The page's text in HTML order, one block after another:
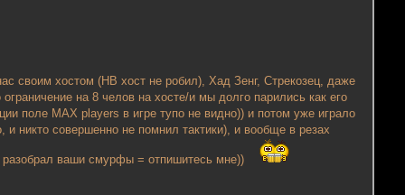
своим хостом (НВ хост не робил), Хад Зенг, Стрекозец, даже
на 8 челов на хосте/и мы долго парились как его
поле МАХ players в игре тупо не видно)) и потом уже играло
совершенно не помнил тактики), и вообще в резах
разобрал ваши смурфы = отпишитесь мне))